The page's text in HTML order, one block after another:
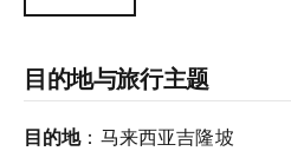
目的地与旅行主题
目的地：马来西亚吉隆坡